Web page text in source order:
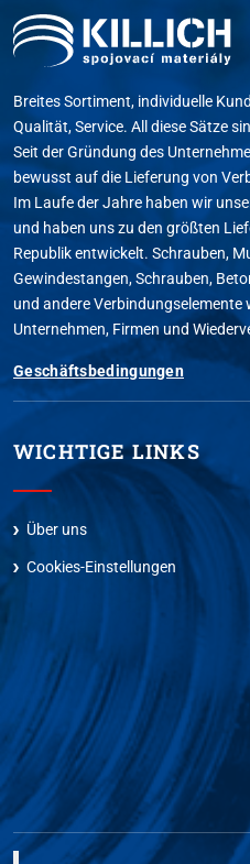
Breites Sortiment, individuelle
Qualität, Service. All diese Sätze
Seit der Gründung des
bewusst auf die Lieferung von
Im Laufe der Jahre haben wir
und haben uns zu den größten
Republik entwickelt. Schrauben,
Gewindestangen, Schrauben,
und andere Verbindungselemente
Unternehmen, Firmen und
Geschäftsbedingungen
WICHTIGE LINKS
Über uns
Cookies-Einstellungen